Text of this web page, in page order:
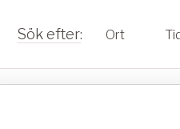
Ort